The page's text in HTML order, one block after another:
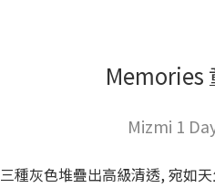
Memories
Mizmi 1
三種灰色堆疊出高級清透, 宛如